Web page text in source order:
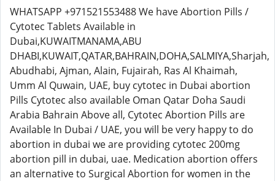
WHATSAPP +971521553488 We have Abortion Pills /
Cytotec Tablets Available in
Dubai,KUWAITMANAMA,ABU
DHABI,KUWAIT,QATAR,BAHRAIN,DOHA,SALMIYA,Sharjah,
Abudhabi, Ajman, Alain, Fujairah, Ras Al Khaimah,
Umm Al Quwain, UAE, buy cytotec in Dubai abortion
Pills Cytotec also available Oman Qatar Doha Saudi
Arabia Bahrain Above all, Cytotec Abortion Pills are
Available In Dubai / UAE, you will be very happy to do
abortion in dubai we are providing cytotec 200mg
abortion pill in dubai, uae. Medication abortion offers
an alternative to Surgical Abortion for women in the